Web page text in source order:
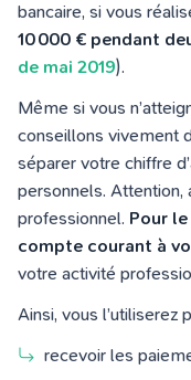
bancaire, si vous
10 000 € pendant
de mai 2019).
Même si vous
conseillons vivement
séparer votre chiffre
personnels. Attention,
professionnel. Pour
compte courant à
votre activité
Ainsi, vous l’utiliserez
recevoir les